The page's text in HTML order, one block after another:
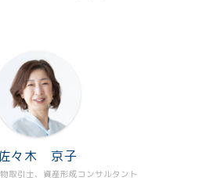
取引士、資産形成コンサルタント
々木 京子